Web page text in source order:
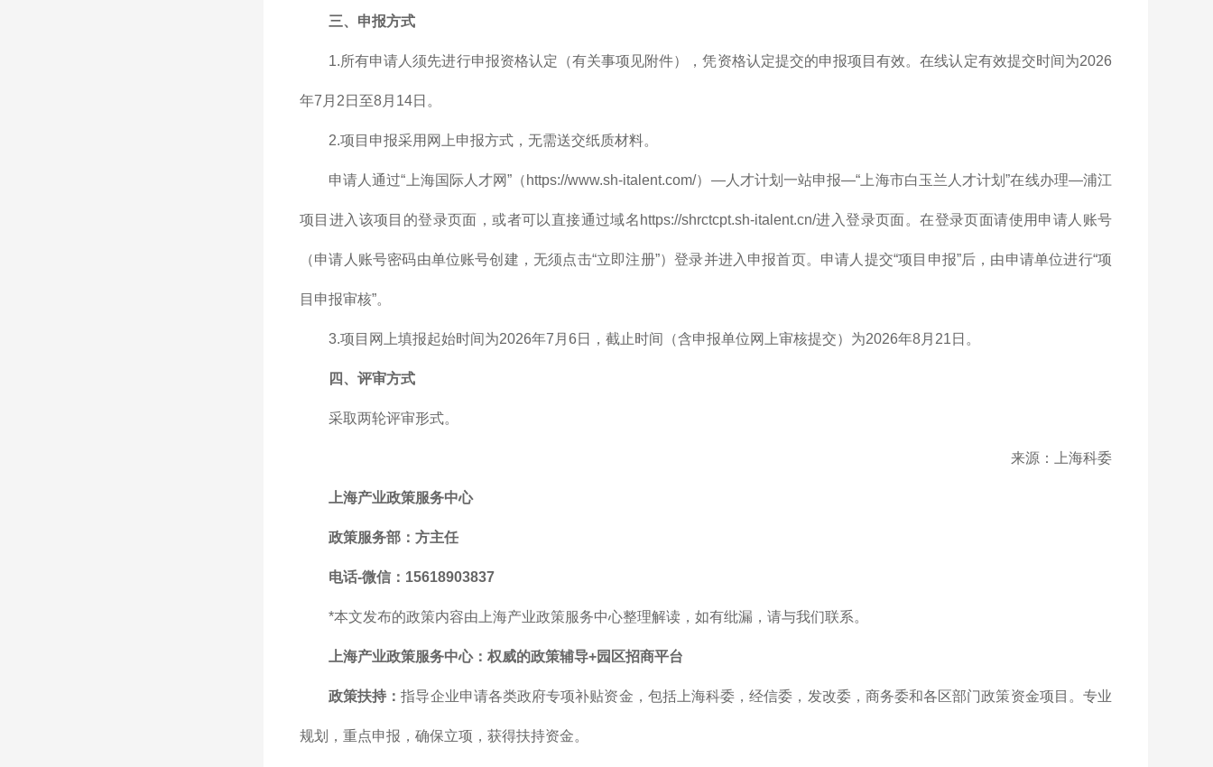
三、申报方式
1.所有申请人须先进行申报资格认定（有关事项见附件），凭资格认定提交的申报项目有效。在线认定有效提交时间为2026
年7月2日至8月14日。
2.项目申报采用网上申报方式，无需送交纸质材料。
申请人通过“上海国际人才网”（https://www.sh-italent.com/）—人才计划一站申报—“上海市白玉兰人才计划”在线办理—浦江
项目进入该项目的登录页面，或者可以直接通过域名https://shrctcpt.sh-italent.cn/进入登录页面。在登录页面请使用申请人账号
（申请人账号密码由单位账号创建，无须点击“立即注册”）登录并进入申报首页。申请人提交“项目申报”后，由申请单位进行“项
目申报审核”。
3.项目网上填报起始时间为2026年7月6日，截止时间（含申报单位网上审核提交）为2026年8月21日。
四、评审方式
采取两轮评审形式。
来源：上海科委
上海产业政策服务中心
政策服务部 ：方主任
电话-微信：15618903837
*本文发布的政策内容由上海产业政策服务中心整理解读，如有纰漏，请与我们联系。
上海产业政策服务中心： 权威的政策辅导+园区招商平台
政策扶持：指导企业申请各类政府专项补贴资金，包括上海科委，经信委，发改委，商务委和各区部门政策资金项目。专业
规划，重点申报，确保立项，获得扶持资金。